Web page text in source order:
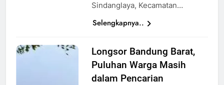
Sindanglaya, Kecamatan…
Selengkapnya..
Longsor Bandung Barat,
Puluhan Warga Masih
dalam Pencarian